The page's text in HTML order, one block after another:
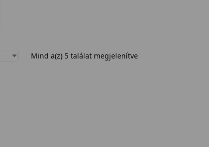
Mind a(z) 5 találat megjelenítve